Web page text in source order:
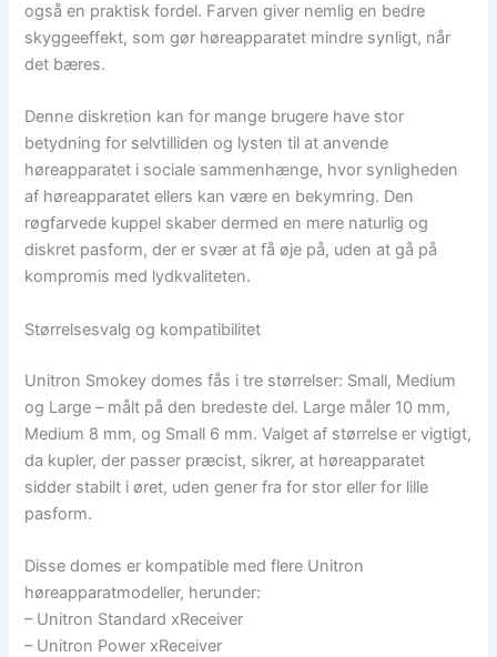
også en praktisk fordel. Farven giver nemlig en bedre
skyggeeffekt, som gør høreapparatet mindre synligt, når
det bæres.
Denne diskretion kan for mange brugere have stor
betydning for selvtilliden og lysten til at anvende
høreapparatet i sociale sammenhænge, hvor synligheden
af høreapparatet ellers kan være en bekymring. Den
røgfarvede kuppel skaber dermed en mere naturlig og
diskret pasform, der er svær at få øje på, uden at gå på
kompromis med lydkvaliteten.
Størrelsesvalg og kompatibilitet
Unitron Smokey domes fås i tre størrelser: Small, Medium
og Large – målt på den bredeste del. Large måler 10 mm,
Medium 8 mm, og Small 6 mm. Valget af størrelse er vigtigt,
da kupler, der passer præcist, sikrer, at høreapparatet
sidder stabilt i øret, uden gener fra for stor eller for lille
pasform.
Disse domes er kompatible med flere Unitron
høreapparatmodeller, herunder:
– Unitron Standard xReceiver
– Unitron Power xReceiver